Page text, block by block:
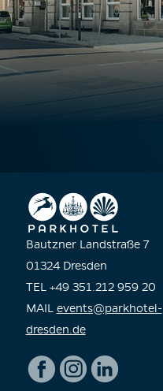
Bautzner Landstraße 7
01324 Dresden
TEL +49 351.212 959 20
MAIL events@parkhotel-
dresden.de